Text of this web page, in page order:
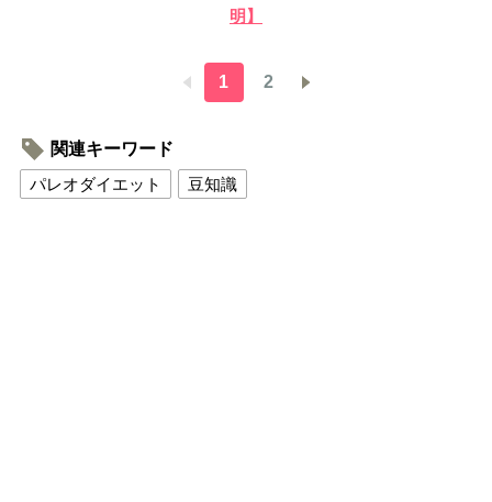
明】
1 2
関連キーワード
パレオダイエット
豆知識